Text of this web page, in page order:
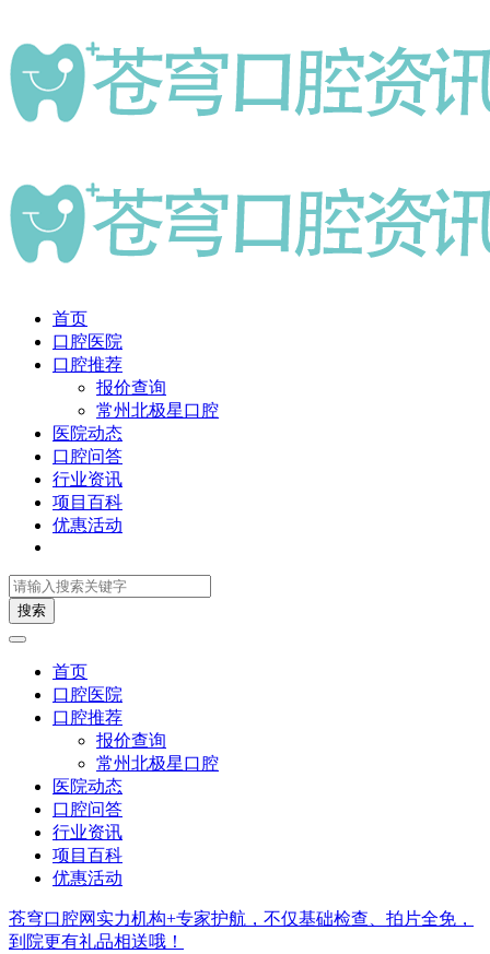
首页
口腔医院
口腔推荐
报价查询
常州北极星口腔
医院动态
口腔问答
行业资讯
项目百科
优惠活动
搜索
首页
口腔医院
口腔推荐
报价查询
常州北极星口腔
医院动态
口腔问答
行业资讯
项目百科
优惠活动
苍穹口腔网实力机构+专家护航，不仅基础检查、拍片全免，
到院更有礼品相送哦！